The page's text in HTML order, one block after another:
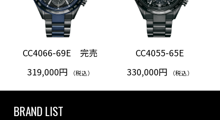
CC4066-69E 完売
319,000円
（税込）
CC4055-65E
330,000円
（税込）
BRAND LIST